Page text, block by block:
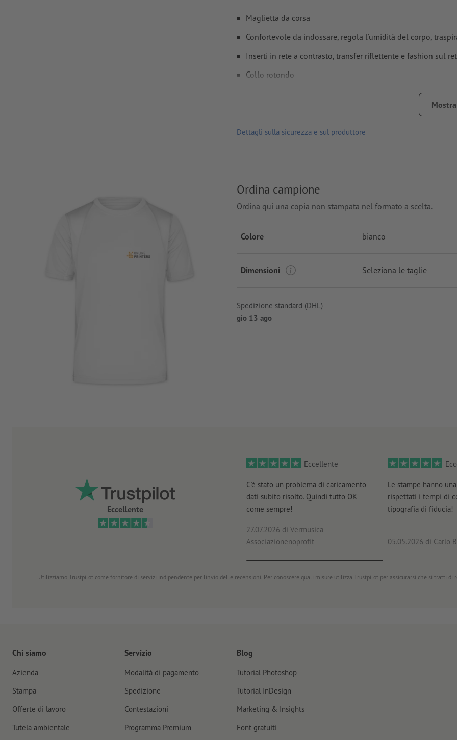
Maglietta da corsa
Confortevole da indossare, regola l’umidità del corpo,
Inserti in rete a contrasto, transfer riflettente e fashion sul
Collo rotondo
Stirare ad una temperatura massima di 100°C - Non usare
Lavabili a max. 30 °C. Prima del lavaggio, girare i capi al
Non candeggiare
Disponibili in diverse misure e colori,
Grammatura: 140 g/m²
Dettagli sulla sicurezza e sul produttore
Ordina campione
Ordina qui una copia non stampata nel formato a scelta.
Colore bianco
Dimensioni Seleziona le taglie
Spedizione standard (DHL)
gio 13 ago
Eccellente
Eccellente
C'è stato un problema di caricamento
dati subito risolto. Quindi tutto OK
come sempre!
27.07.2026 di Vermusica
Associazionenoprofit
Le stampe hanno
rispettati i tempi di
tipografia di fiducia!
05.05.2026 di Carlo
Utilizziamo Trustpilot come fornitore di servizi indipendente per linvio delle recensioni. Per conoscere quali misure utilizza Trustpilot per assicurarsi che si tratti di
Chi siamo
Azienda
Stampa
Offerte di lavoro
Tutela ambientale
Servizio
Modalità di pagamento
Spedizione
Contestazioni
Programma Premium
Blog
Tutorial Photoshop
Tutorial InDesign
Marketing & Insights
Font gratuiti